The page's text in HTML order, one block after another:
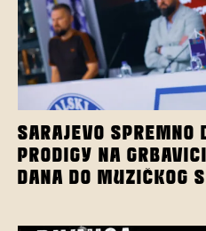
SARAJEVO SPREMNO
PRODIGY NA
DANA DO MUZIČKOG